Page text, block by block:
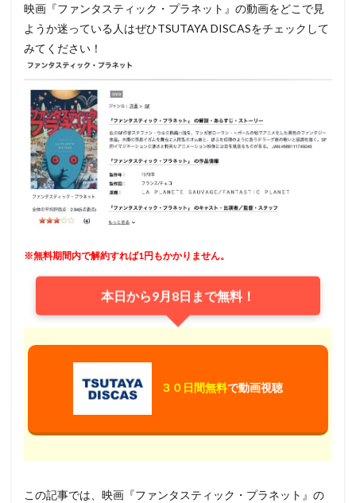
映画『ファンタスティック・プラネット』の動画をどこで見
ようか迷っている人はぜひTSUTAYA DISCASをチェックして
みてください！
※無料期間内で解約すれば1円もかかりません。
本日から9月8日まで無料！
３０日間無料で動画視聴
この記事では、映画『ファンタスティック・プラネット』の